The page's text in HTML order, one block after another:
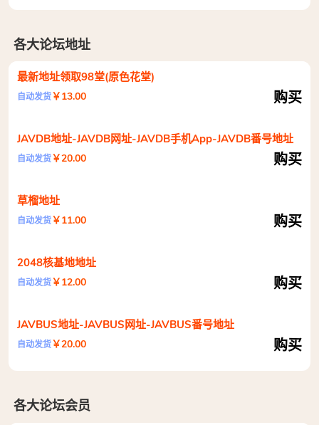
各大论坛地址
最新地址领取98堂(原色花堂)
自动发货￥13.00 购买
JAVDB地址-JAVDB网址-JAVDB手机App-JAVDB番号地址
自动发货￥20.00 购买
草榴地址
自动发货￥11.00 购买
2048核基地地址
自动发货￥12.00 购买
JAVBUS地址-JAVBUS网址-JAVBUS番号地址
自动发货￥20.00 购买
各大论坛会员